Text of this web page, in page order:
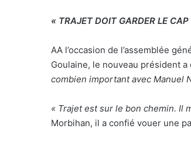
« TRAJET DOIT GARDER LE CAP
AA l’occasion de l’assemblée
Goulaine, le nouveau président
combien important avec Manuel
« Trajet est sur le bon chemin. Il
Morbihan, il a confié vouer une